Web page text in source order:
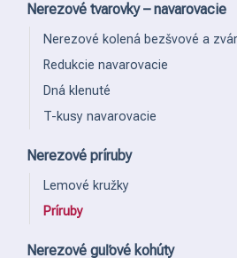
Nerezové tvarovky – navarovacie
Nerezové kolená bezšvové a
Redukcie navarovacie
Dná klenuté
T-kusy navarovacie
Nerezové príruby
Lemové kružky
Príruby
Nerezové guľové kohúty